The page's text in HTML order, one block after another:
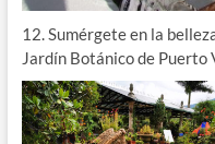
12. Sumérgete en la
Jardín Botánico de Puerto